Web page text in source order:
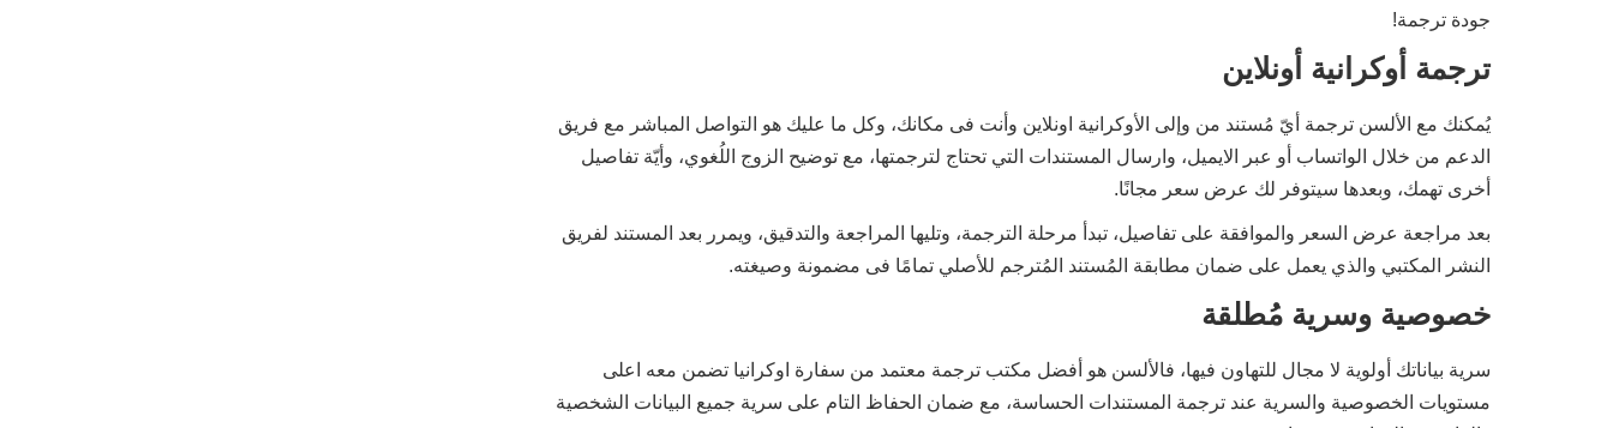
جودة ترجمة!
ترجمة أوكرانية أونلاين
يُمكنك مع الألسن ترجمة أيّ مُستند من وإلى الأوكرانية اونلاين وأنت فى مكانك، وكل ما عليك هو التواصل المباشر مع فريق
الدعم من خلال الواتساب أو عبر الايميل، وارسال المستندات التي تحتاج لترجمتها، مع توضيح الزوج اللُغوي، وأيّة تفاصيل
أخرى تهمك، وبعدها سيتوفر لك عرض سعر مجانًا.
بعد مراجعة عرض السعر والموافقة على تفاصيل، تبدأ مرحلة الترجمة، وتليها المراجعة والتدقيق، ويمرر بعد المستند لفريق
النشر المكتبي والذي يعمل على ضمان مطابقة المُستند المُترجم للأصلي تمامًا فى مضمونة وصيغته.
خصوصية وسرية مُطلقة
سرية بياناتك أولوية لا مجال للتهاون فيها، فالألسن هو أفضل مكتب ترجمة معتمد من سفارة اوكرانيا تضمن معه اعلى
مستويات الخصوصية والسرية عند ترجمة المستندات الحساسة، مع ضمان الحفاظ التام على سرية جميع البيانات الشخصية